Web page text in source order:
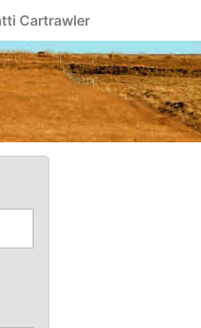
Cartrawler